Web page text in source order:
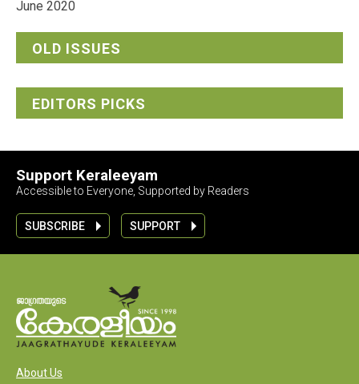
June 2020
OLD ISSUES
EDITORS PICKS
Support Keraleeyam
Accessible to Everyone, Supported by Readers
SUBSCRIBE SUPPORT
About Us